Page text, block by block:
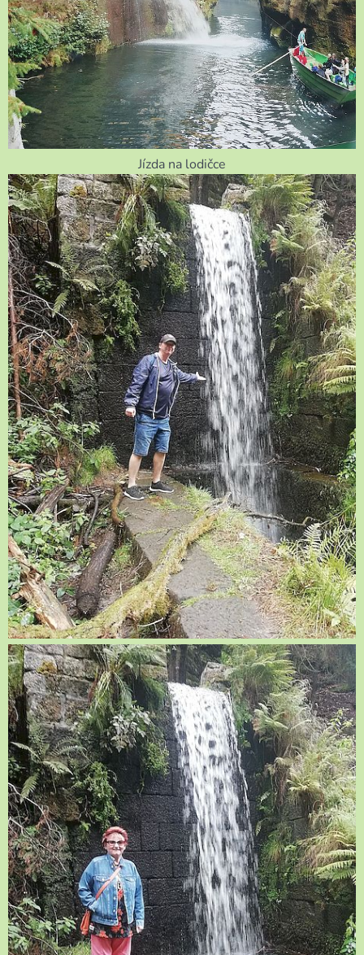
Jízda na lodičce